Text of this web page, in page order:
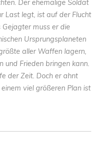
Der ehemalige Soldat
Last legt, ist auf der Flucht
muss er die
Ursprungsplaneten
aller Waffen lagern,
und Frieden bringen kann.
der Zeit. Doch er ahnt
viel größeren Plan ist